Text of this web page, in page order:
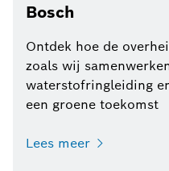
Bosch
Ontdek hoe de
zoals wij
waterstofringleiding
een groene toekomst
Lees meer